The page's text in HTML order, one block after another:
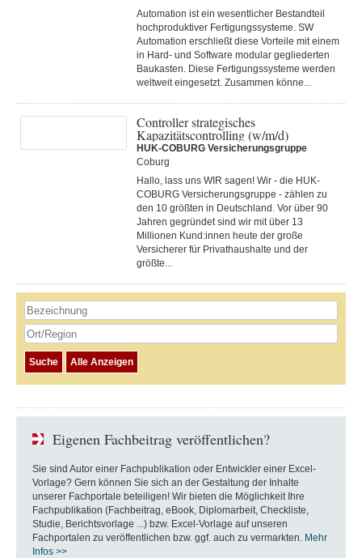
Automation ist ein wesentlicher Bestandteil
hochproduktiver Fertigungssysteme. SW
Automation erschließt diese Vorteile mit einem
in Hard- und Software modular gegliederten
Baukasten. Diese Fertigungs­systeme werden
weltweit eingesetzt. Zusammen könne...
Controller strategisches
Kapazitätscontrolling (w/m/d)
HUK-COBURG Versicherungsgruppe
Coburg
Hallo, lass uns WIR sagen! Wir - die HUK-
COBURG Versicherungsgruppe - zählen zu
den 10 größten in Deutschland. Vor über 90
Jahren gegründet sind wir mit über 13
Millionen Kund:innen heute der große
Versicherer für Privathaushalte und der
größte...
Eigenen Fachbeitrag veröffentlichen?
Sie sind Autor einer Fachpublikation oder Entwickler einer Excel-
Vorlage? Gern können Sie sich an der Gestaltung der Inhalte
unserer Fachportale beteiligen! Wir bieten die Möglichkeit Ihre
Fachpublikation (Fachbeitrag, eBook, Diplomarbeit, Checkliste,
Studie, Berichtsvorlage ...) bzw. Excel-Vorlage auf unseren
Fachportalen zu veröffentlichen bzw. ggf. auch zu vermarkten. Mehr
Infos >>